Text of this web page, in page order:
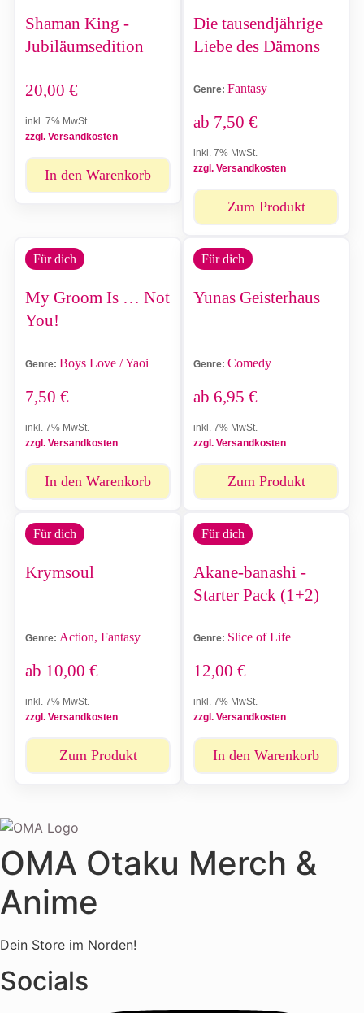
Shaman King -
Jubiläumsedition
20,00 €
inkl. 7% MwSt.
zzgl. Versandkosten
In den Warenkorb
Die tausendjährige
Liebe des Dämons
Genre: Fantasy
ab 7,50 €
inkl. 7% MwSt.
zzgl. Versandkosten
Zum Produkt
Für dich
My Groom Is … Not
You!
Genre: Boys Love / Yaoi
7,50 €
inkl. 7% MwSt.
zzgl. Versandkosten
In den Warenkorb
Für dich
Yunas Geisterhaus
Genre: Comedy
ab 6,95 €
inkl. 7% MwSt.
zzgl. Versandkosten
Zum Produkt
Für dich
Krymsoul
Genre: Action, Fantasy
ab 10,00 €
inkl. 7% MwSt.
zzgl. Versandkosten
Zum Produkt
Für dich
Akane-banashi -
Starter Pack (1+2)
Genre: Slice of Life
12,00 €
inkl. 7% MwSt.
zzgl. Versandkosten
In den Warenkorb
OMA Otaku Merch &
Anime
Dein Store im Norden!
Socials